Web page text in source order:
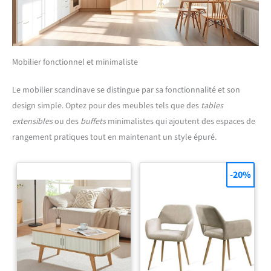
Mobilier fonctionnel et minimaliste
Le mobilier scandinave se distingue par sa fonctionnalité et son
design simple. Optez pour des meubles tels que des tables
extensiblesou des buffetsminimalistes qui ajoutent des espaces de
rangement pratiques tout en maintenant un style épuré.
-20%